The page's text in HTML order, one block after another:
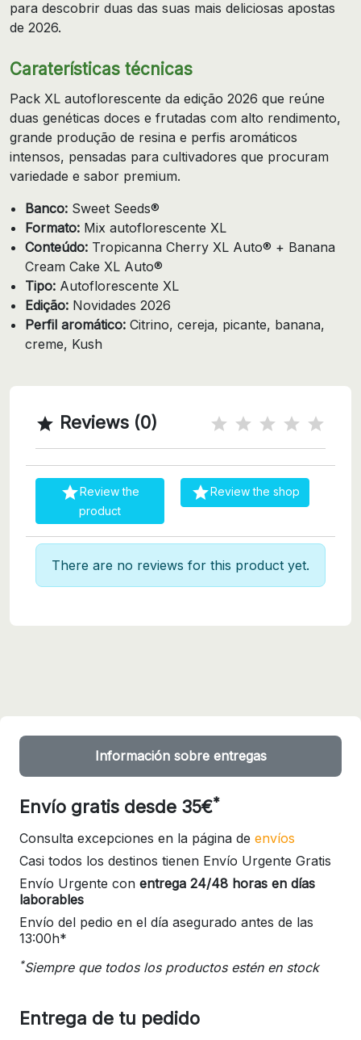
para descobrir duas das suas mais deliciosas apostas
de 2026.
Caraterísticas técnicas
Pack XL autoflorescente da edição 2026 que reúne
duas genéticas doces e frutadas com alto rendimento,
grande produção de resina e perfis aromáticos
intensos, pensadas para cultivadores que procuram
variedade e sabor premium.
Banco: Sweet Seeds®
Formato: Mix autoflorescente XL
Conteúdo: Tropicanna Cherry XL Auto® + Banana
Cream Cake XL Auto®
Tipo: Autoflorescente XL
Edição: Novidades 2026
Perfil aromático: Citrino, cereja, picante, banana,
creme, Kush
 Reviews (0)
Review the
product
Review the shop
There are no reviews for this product yet.
Información sobre entregas
Envío gratis desde 35€*
Consulta excepciones en la página de envíos
Casi todos los destinos tienen Envío Urgente Gratis
Envío Urgente con entrega 24/48 horas en días
laborables
Envío del pedio en el día asegurado antes de las
13:00h*
*Siempre que todos los productos estén en stock
Entrega de tu pedido